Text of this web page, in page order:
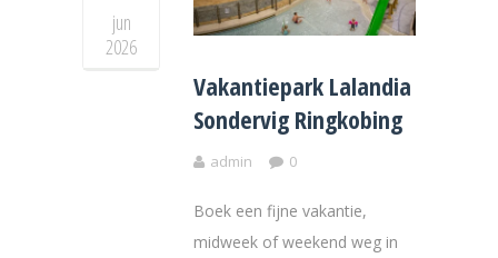
jun
2026
Vakantiepark Lalandia
Sondervig Ringkobing
admin 0
Boek een fijne vakantie,
midweek of weekend weg in